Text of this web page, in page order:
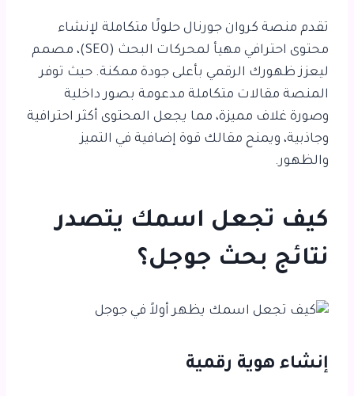
تقدم منصة كروان جورنال حلولًا متكاملة لإنشاء
محتوى احترافي مهيأ لمحركات البحث (SEO)، مصمم
ليعزز ظهورك الرقمي بأعلى جودة ممكنة. حيث توفر
المنصة مقالات متكاملة مدعومة بصور داخلية
وصورة غلاف مميزة، مما يجعل المحتوى أكثر احترافية
وجاذبية، ويمنح مقالك قوة إضافية في التميز
والظهور.
كيف تجعل اسمك يتصدر
نتائج بحث جوجل؟
إنشاء هوية رقمية